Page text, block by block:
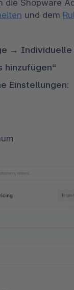
die Shopware
und dem
→ Individuelle
hinzufügen“
Einstellungen: